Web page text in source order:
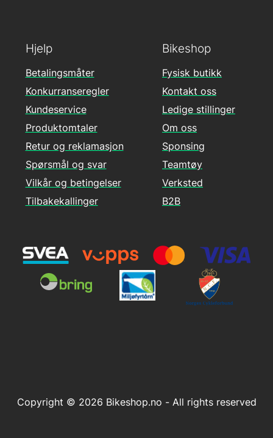
Hjelp
Betalingsmåter
Konkurranseregler
Kundeservice
Produktomtaler
Retur og reklamasjon
Spørsmål og svar
Vilkår og betingelser
Tilbakekallinger
Bikeshop
Fysisk butikk
Kontakt oss
Ledige stillinger
Om oss
Sponsing
Teamtøy
Verksted
B2B
Copyright © 2026 Bikeshop.no - All rights reserved